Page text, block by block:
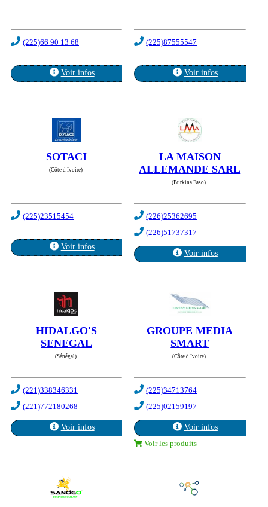
(225)66 90 13 68
Voir infos
(225)87555547
Voir infos
SOTACI
(Côte d Ivoire)
(225)23515454
Voir infos
LA MAISON
ALLEMANDE SARL
(Burkina Faso)
(226)25362695
(226)51737317
Voir infos
HIDALGO'S
SENEGAL
(Sénégal)
(221)338346331
(221)772180268
Voir infos
GROUPE MEDIA
SMART
(Côte d Ivoire)
(225)34713764
(225)02159197
Voir infos
Voir les produits